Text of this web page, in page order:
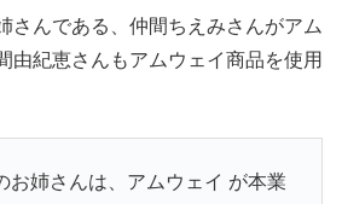
さんである、仲間ちえみさんがアム
由紀恵さんもアムウェイ商品を使用
お姉さんは、アムウェイ が本業